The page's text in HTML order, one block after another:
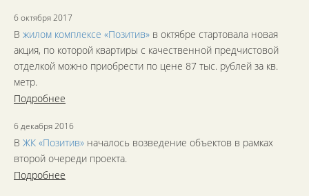
6 октября 2017
В жилом комплексе «Позитив» в октябре стартовала новая
акция, по которой квартиры с качественной предчистовой
отделкой можно приобрести по цене 87 тыс. рублей за кв.
метр.
Подробнее
6 декабря 2016
В ЖК «Позитив» началось возведение объектов в рамках
второй очереди проекта.
Подробнее